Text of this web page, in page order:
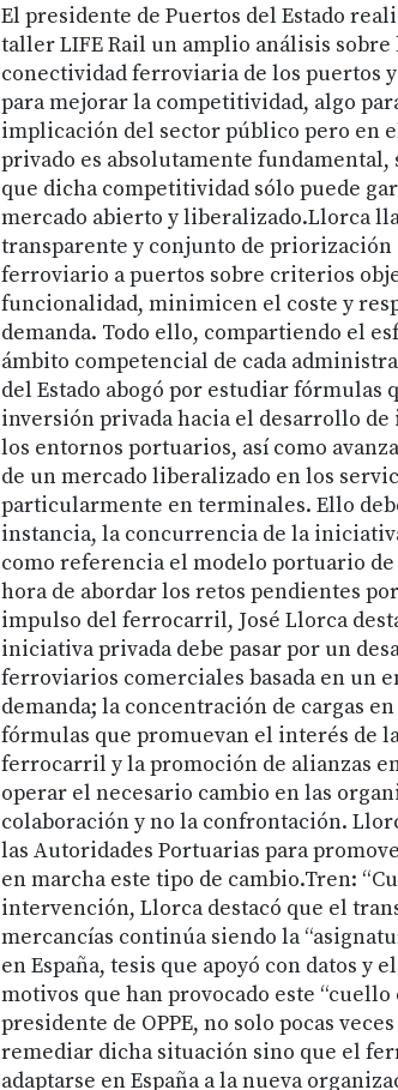
El presidente de Puertos del Estado
taller LIFE Rail un amplio análisis
conectividad ferroviaria de los puertos
para mejorar la competitividad, algo
implicación del sector público pero en
privado es absolutamente
que dicha competitividad sólo puede
mercado abierto y liberalizado.Llorca
transparente y conjunto de priorización
ferroviario a puertos sobre criterios
funcionalidad, minimicen el coste y
demanda. Todo ello, compartiendo el
ámbito competencial de cada
del Estado abogó por estudiar fórmulas
inversión privada hacia el desarrollo
los entornos portuarios, así como
de un mercado liberalizado en los
particularmente en terminales. Ello
instancia, la concurrencia de la
como referencia el modelo portuario
hora de abordar los retos pendientes
impulso del ferrocarril, José Llorca
iniciativa privada debe pasar por un
ferroviarios comerciales basada en un
demanda; la concentración de cargas
fórmulas que promuevan el interés de
ferrocarril y la promoción de alianzas
operar el necesario cambio en las
colaboración y no la confrontación.
las Autoridades Portuarias para
en marcha este tipo de cambio.Tren:
intervención, Llorca destacó que el
mercancías continúa siendo la
en España, tesis que apoyó con datos y
motivos que han provocado este “cuello
presidente de OPPE, no solo pocas
remediar dicha situación sino que el
adaptarse en España a la nueva